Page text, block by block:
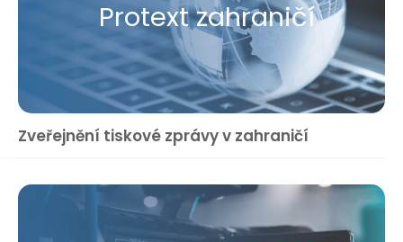
Protext zahraničí
Zveřejnění tiskové zprávy v zahraničí